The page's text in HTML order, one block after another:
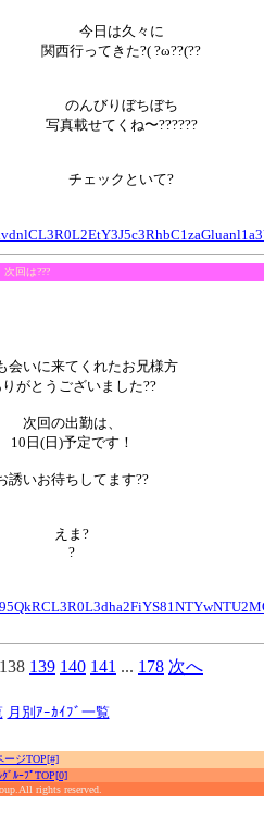
今日は久々に
関西行ってきた?( ?ω??(??
のんびりぼちぼち
写真載せてくね〜??????
チェックといて?
次回は???
会いに来てくれたお兄様方
がとうございました??
次回の出勤は、
10日(日)予定です！
誘いお待ちしてます??
えま?
?
138 139 140 141 ... 178 次へ
月別ｱｰｶｲﾌﾞ一覧
ージTOP[#]
ｸﾞﾙｰﾌﾟTOP[0]
rights reserved.